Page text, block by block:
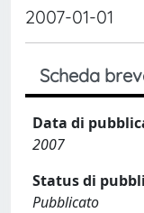
2007-01-01
Scheda
Data di
2007
Status di
Pubblicato